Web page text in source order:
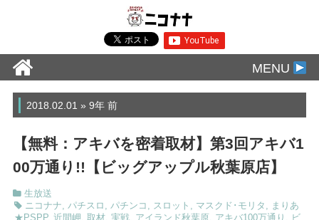
MENU
2018.02.01 » 9年 前
【無料：アキバを密着取材】第3回アキバ1
00万通り!!【ビッグアップル秋葉原店】
生放送
ニコナナ
パチスロ パチンコ スロット マスクド･モリタ
まりあ
★PSPP, 近間岬 取材, 実戦, アイランド秋葉原, アキバ100万通り
ビ